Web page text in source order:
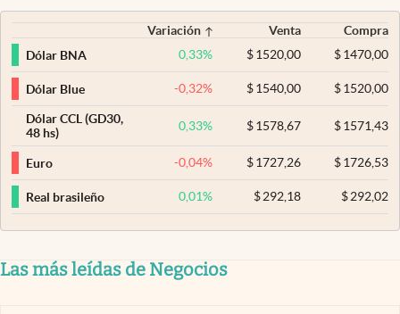
Variación Venta
Compra
Dólar BNA
0,33% $ 1520,00 $1470,00
Dólar Blue -0,32% $ 1540,00 $1520,00
Dólar CCL (GD30,
48 hs)
0,33% $ 1578,67 $1571,43
Euro -0,04% $ 1727,26 $1726,53
Real brasileño 0,01% $ 292,18 $292,02
Las más leídas de Negocios